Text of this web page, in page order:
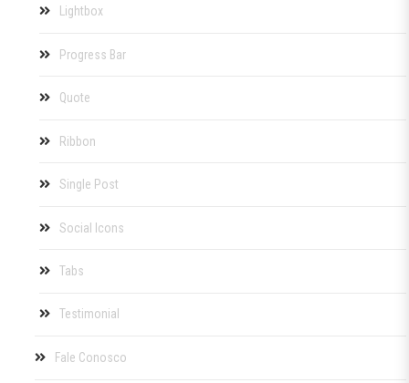
Lightbox
Progress Bar
Quote
Ribbon
Single Post
Social Icons
Tabs
Testimonial
Fale Conosco